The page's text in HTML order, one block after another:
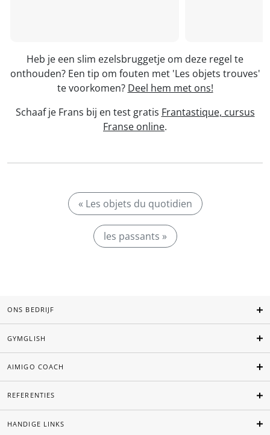
Heb je een slim ezelsbruggetje om deze regel te
onthouden? Een tip om fouten met 'Les objets trouves'
te voorkomen? Deel hem met ons!
Schaaf je Frans bij en test gratis Frantastique, cursus
Franse online.
« Les objets du quotidien
les passants »
ONS BEDRIJF
GYMGLISH
AIMIGO COACH
REFERENTIES
HANDIGE LINKS